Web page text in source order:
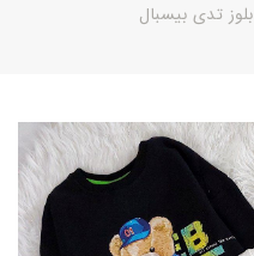
بلوز تدی بیسبال